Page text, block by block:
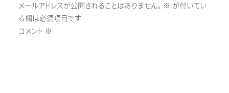
メールアドレスが公開されることはありません。 ※ が付いてい
る欄は必須項目です
コメント ※